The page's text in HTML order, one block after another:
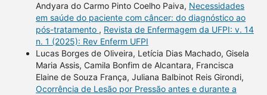
Andyara do Carmo Pinto Coelho Paiva, Necessidades
em saúde do paciente com câncer: do diagnóstico ao
pós-tratamento , Revista de Enfermagem da UFPI: v. 14
n. 1 (2025): Rev Enferm UFPI
Lucas Borges de Oliveira, Letícia Dias Machado, Gisela
Maria Assis, Camila Bonfim de Alcantara, Francisca
Elaine de Souza França, Juliana Balbinot Reis Girondi,
Ocorrência de Lesão por Pressão antes e durante a